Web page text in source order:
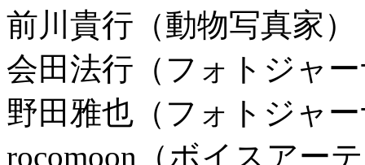
前川貴行（動物写真家）
会田法行（フォトジャ
野田雅也（フォトジャ
rocomoon（ボイスアー